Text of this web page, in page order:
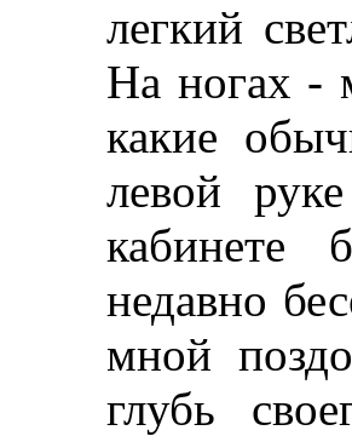
легкий
На ногах -
какие
левой
кабинете
недавно
мной
глубь